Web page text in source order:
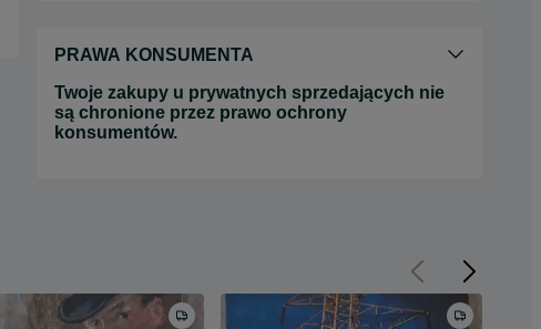
PRAWA KONSUMENTA
Twoje zakupy u prywatnych sprzedających nie
są chronione przez prawo ochrony
konsumentów.